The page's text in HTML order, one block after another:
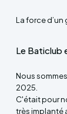
La force
Le Baticlub
Nous
2025.
C'était pour
très implanté